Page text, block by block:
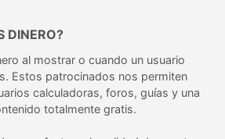
DINERO?
al mostrar o cuando un usuario
Estos patrocinados nos permiten
calculadoras, foros, guías y una
totalmente gratis.